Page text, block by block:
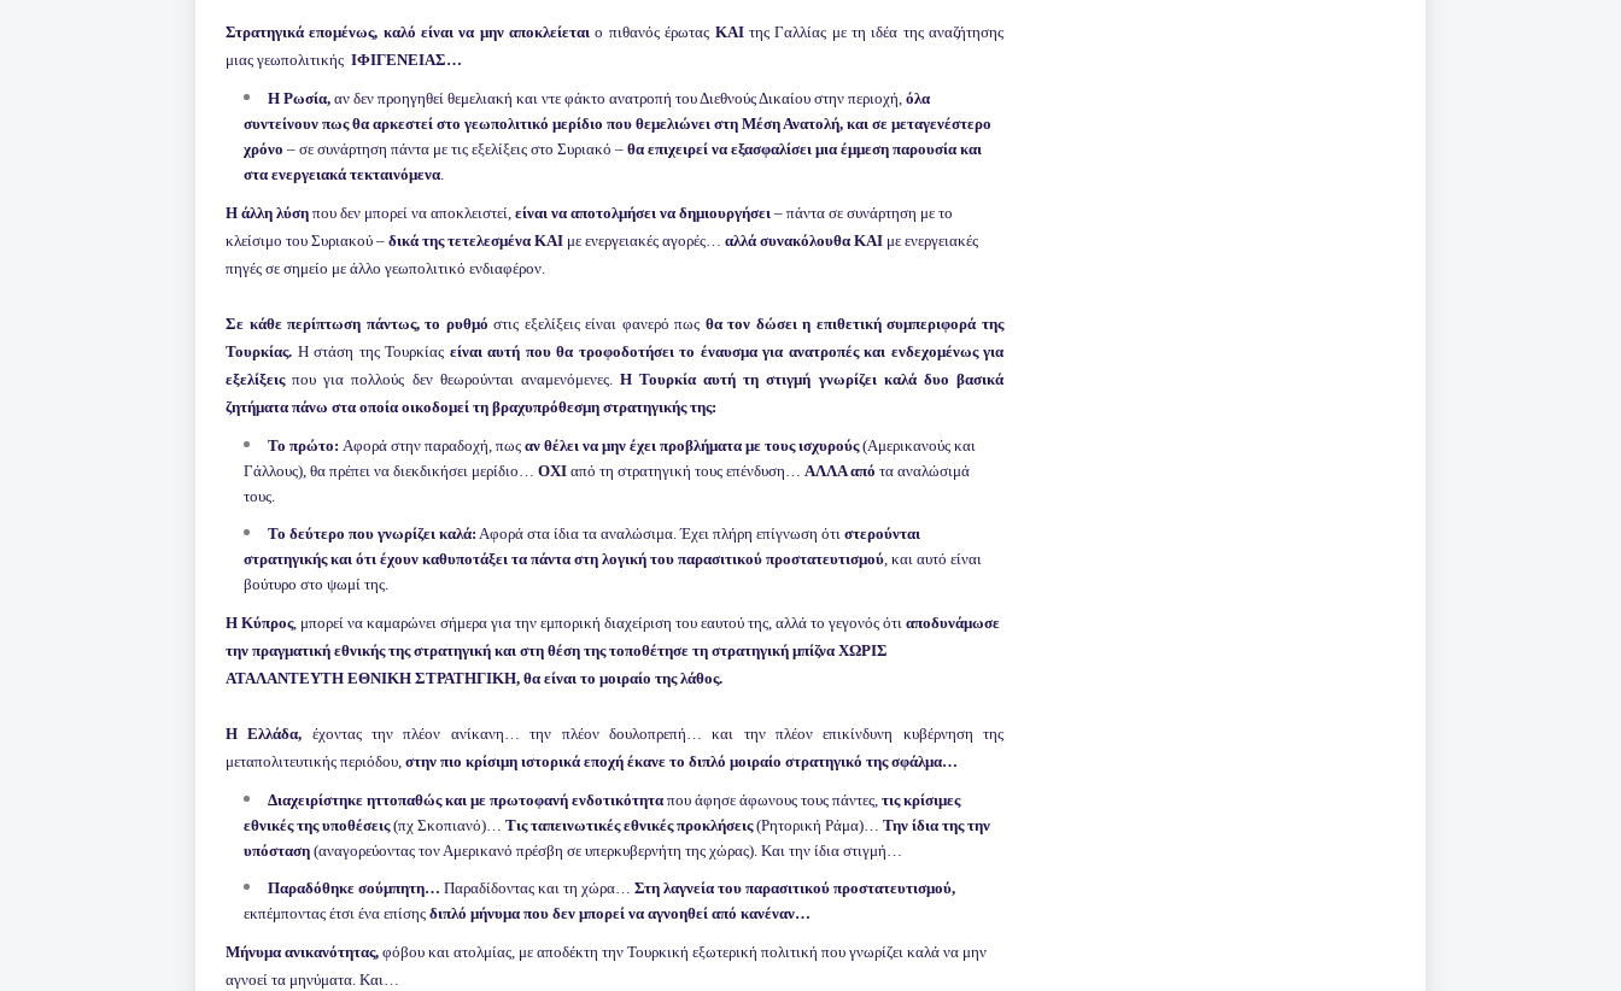
Στρατηγικά επομένως, καλό είναι να μην αποκλείεται ο πιθανός έρωτας ΚΑΙτης Γαλλίας με τη ιδέα της αναζήτησης
μιας γεωπολιτικής ΙΦΙΓΕΝΕΙΑΣ…
Η Ρωσία, αν δεν προηγηθεί θεμελιακή και ντε φάκτο ανατροπή του Διεθνούς Δικαίου στην περιοχή, όλα
συντείνουν πως θα αρκεστεί στο γεωπολιτικό μερίδιο που θεμελιώνει στη Μέση Ανατολή, και σε μεταγενέστερο
χρόνο – σε συνάρτηση πάντα με τις εξελίξεις στο Συριακό – θα επιχειρεί να εξασφαλίσει μια έμμεση παρουσία και
στα ενεργειακά τεκταινόμενα.
Η άλλη λύση που δεν μπορεί να αποκλειστεί, είναι να αποτολμήσει να δημιουργήσει – πάντα σε συνάρτηση με το
κλείσιμο του Συριακού – δικά της τετελεσμένα ΚΑΙ με ενεργειακές αγορές… αλλά συνακόλουθα ΚΑΙ με ενεργειακές
πηγές σε σημείο με άλλο γεωπολιτικό ενδιαφέρον.
Σε κάθε περίπτωση πάντως, το ρυθμό στις εξελίξεις είναι φανερό πως θα τον δώσει η επιθετική συμπεριφορά της
Τουρκίας. Η στάση της Τουρκίας είναι αυτή που θα τροφοδοτήσει το έναυσμα για ανατροπές και ενδεχομένως για
εξελίξειςπου για πολλούς δεν θεωρούνται αναμενόμενες. Η Τουρκία αυτή τη στιγμή γνωρίζει καλά δυο βασικά
ζητήματα πάνω στα οποία οικοδομεί τη βραχυπρόθεσμη στρατηγικής της:
Το πρώτο: Αφορά στην παραδοχή, πως αν θέλει να μην έχει προβλήματα με τους ισχυρούς(Αμερικανούς και
Γάλλους), θα πρέπει να διεκδικήσει μερίδιο… ΟΧΙ από τη στρατηγική τους επένδυση… ΑΛΛΑ από τα αναλώσιμά
τους.
Το δεύτερο που γνωρίζει καλά: Αφορά στα ίδια τα αναλώσιμα. Έχει πλήρη επίγνωση ότι στερούνται
στρατηγικής και ότι έχουν καθυποτάξει τα πάντα στη λογική του παρασιτικού προστατευτισμού, και αυτό είναι
βούτυρο στο ψωμί της.
Η Κύπρος, μπορεί να καμαρώνει σήμερα για την εμπορική διαχείριση του εαυτού της, αλλά το γεγονός ότι αποδυνάμωσε
την πραγματική εθνικής της στρατηγική και στη θέση της τοποθέτησε τη στρατηγική μπίζνα ΧΩΡΙΣ
ΑΤΑΛΑΝΤΕΥΤΗ ΕΘΝΙΚΗ ΣΤΡΑΤΗΓΙΚΗ, θα είναι το μοιραίο της λάθος.
Η Ελλάδα, έχοντας την πλέον ανίκανη… την πλέον δουλοπρεπή… και την πλέον επικίνδυνη κυβέρνηση της
μεταπολιτευτικής περιόδου, στην πιο κρίσιμη ιστορικά εποχή έκανε το διπλό μοιραίο στρατηγικό της σφάλμα…
Διαχειρίστηκε ηττοπαθώς και με πρωτοφανή ενδοτικότητα που άφησε άφωνους τους πάντες, τις κρίσιμες
εθνικές της υποθέσεις(πχ Σκοπιανό)… Τις ταπεινωτικές εθνικές προκλήσεις(Ρητορική Ράμα)… Την ίδια της την
υπόσταση (αναγορεύοντας τον Αμερικανό πρέσβη σε υπερκυβερνήτη της χώρας). Και την ίδια στιγμή…
Παραδόθηκε σούμπητη… Παραδίδοντας και τη χώρα… Στη λαγνεία του παρασιτικού προστατευτισμού,
εκπέμποντας έτσι ένα επίσης διπλό μήνυμα που δεν μπορεί να αγνοηθεί από κανέναν…
Μήνυμα ανικανότητας, φόβου και ατολμίας, με αποδέκτη την Τουρκική εξωτερική πολιτική που γνωρίζει καλά να μην
αγνοεί τα μηνύματα. Και…